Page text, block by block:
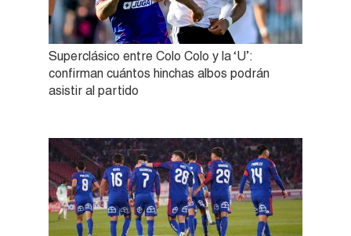
Superclásico entre Colo Colo y la ‘U’:
confirman cuántos hinchas albos podrán
asistir al partido